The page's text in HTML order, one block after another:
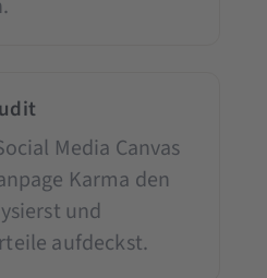
Media Canvas
Karma den
und
aufdeckst.